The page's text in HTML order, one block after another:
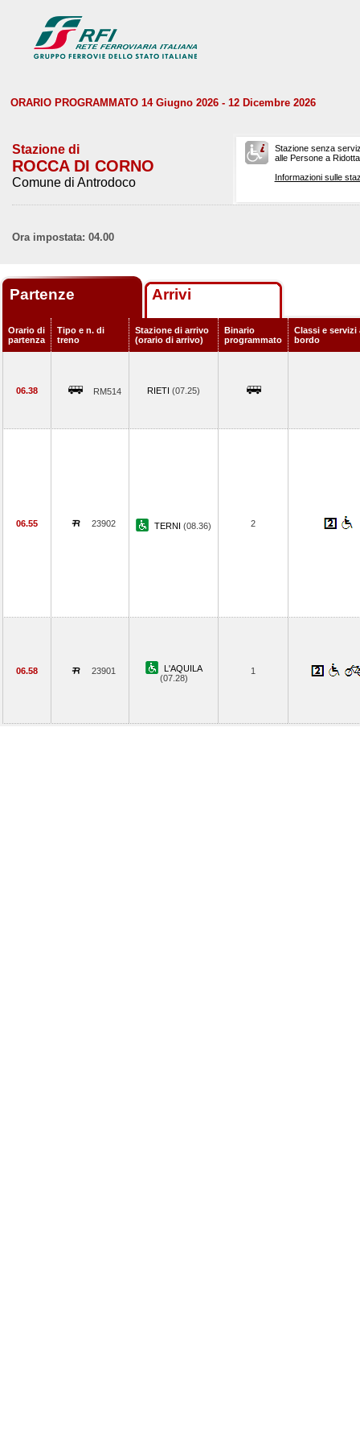
ORARIO PROGRAMMATO 14 Giugno 2026 - 12 Dicembre 2026
Stazione di
ROCCA DI CORNO
Comune di Antrodoco
Stazione senza
alle Persone a
Informazioni sulle
Ora impostata: 04.00
Partenze Arrivi
Orario di
partenza
Tipo e n. di
treno
Stazione di arrivo
(orario di arrivo)
Binario
programmato
Classi e servizi
bordo
06.38 RM514 RIETI (07.25)
06.55 23902 TERNI (08.36) 2
06.58 23901
L'AQUILA
(07.28)
1